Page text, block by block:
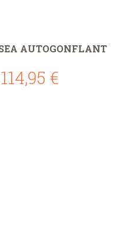
AUTOGONFLANT
114,95 €